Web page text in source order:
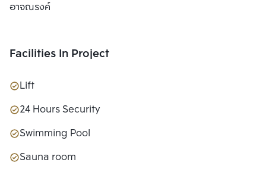
อาจณรงค์
Facilities In Project
Lift
24 Hours Security
Swimming Pool
Sauna room